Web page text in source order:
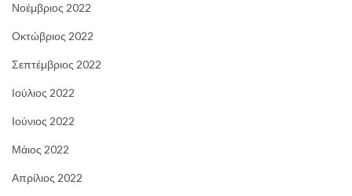
Νοέμβριος 2022
Οκτώβριος 2022
Σεπτέμβριος 2022
Ιούλιος 2022
Ιούνιος 2022
Μάιος 2022
Απρίλιος 2022